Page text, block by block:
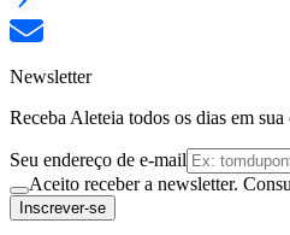
Newsletter
Receba Aleteia todos os dias em
Seu endereço de e-mail
Aceito receber a newsletter.
Inscrever-se